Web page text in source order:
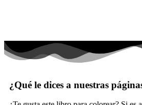
Invierno y navidad
Música e instrumentos musicales
Peluches y caballos
¿Qué le dices a nuestras